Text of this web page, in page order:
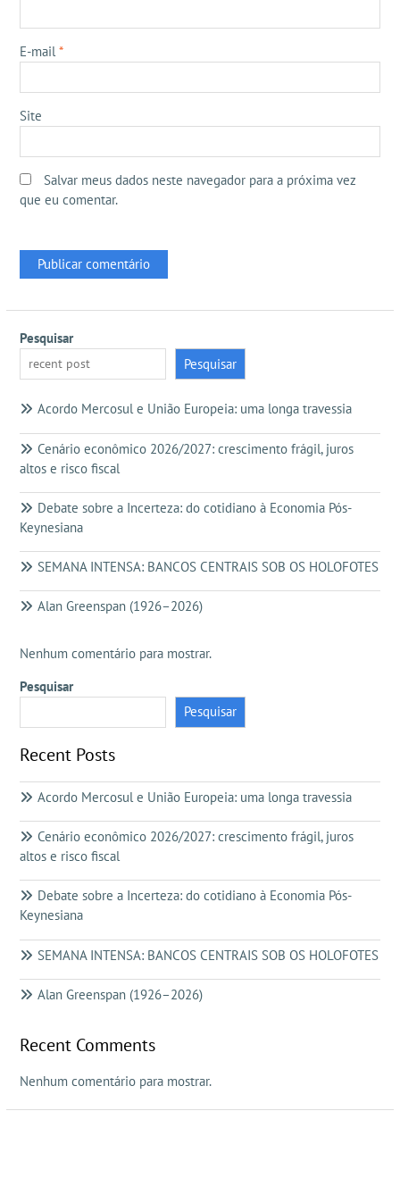
E-mail*
Site
Salvar meus dados neste navegador para a próxima vez
que eu comentar.
Pesquisar
Pesquisar
Acordo Mercosul e União Europeia: uma longa travessia
Cenário econômico 2026/2027: crescimento frágil, juros
altos e risco fiscal
Debate sobre a Incerteza: do cotidiano à Economia Pós-
Keynesiana
SEMANA INTENSA: BANCOS CENTRAIS SOB OS HOLOFOTES
Alan Greenspan (1926–2026)
Nenhum comentário para mostrar.
Pesquisar
Pesquisar
Recent Posts
Acordo Mercosul e União Europeia: uma longa travessia
Cenário econômico 2026/2027: crescimento frágil, juros
altos e risco fiscal
Debate sobre a Incerteza: do cotidiano à Economia Pós-
Keynesiana
SEMANA INTENSA: BANCOS CENTRAIS SOB OS HOLOFOTES
Alan Greenspan (1926–2026)
Recent Comments
Nenhum comentário para mostrar.